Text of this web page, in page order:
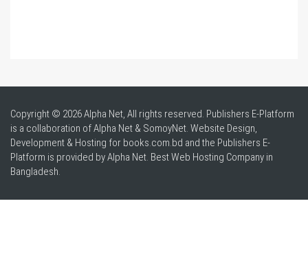
Copyright © 2026 Alpha Net, All rights reserved. Publishers E-Platform
is a collaboration of Alpha Net & SomoyNet. Website Design,
Development & Hosting for books.com.bd and the Publishers E-
Platform is provided by Alpha Net. BestWeb Hosting Company in
Bangladesh.